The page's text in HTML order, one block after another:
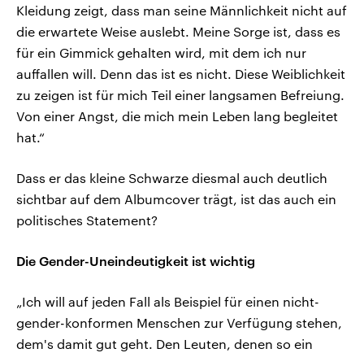
Kleidung zeigt, dass man seine Männlichkeit nicht auf
die erwartete Weise auslebt. Meine Sorge ist, dass es
für ein Gimmick gehalten wird, mit dem ich nur
auffallen will. Denn das ist es nicht. Diese Weiblichkeit
zu zeigen ist für mich Teil einer langsamen Befreiung.
Von einer Angst, die mich mein Leben lang begleitet
hat.“
Dass er das kleine Schwarze diesmal auch deutlich
sichtbar auf dem Albumcover trägt, ist das auch ein
politisches Statement?
Die Gender-Uneindeutigkeit ist wichtig
„Ich will auf jeden Fall als Beispiel für einen nicht-
gender-konformen Menschen zur Verfügung stehen,
dem's damit gut geht. Den Leuten, denen so ein